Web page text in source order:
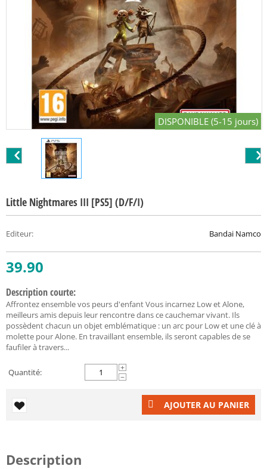
DISPONIBLE (5-15 jours)
Little Nightmares III [PS5] (D/F/I)
Editeur: Bandai Namco
39.90
Description courte:
Affrontez ensemble vos peurs d'enfant Vous incarnez Low et Alone,
meilleurs amis depuis leur rencontre dans ce cauchemar vivant. Ils
possèdent chacun un objet emblématique : un arc pour Low et une clé à
molette pour Alone. En travaillant ensemble, ils seront capables de se
faufiler à travers...
Quantité:
+
−
AJOUTER AU PANIER
Description